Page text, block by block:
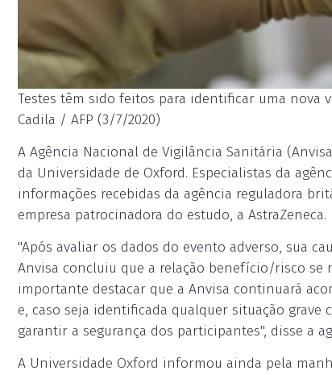
Testes têm sido feitos para identificar uma nova
Cadila / AFP (3/7/2020)
A Agência Nacional de Vigilância Sanitária
da Universidade de Oxford. Especialistas da
informações recebidas da agência reguladora
empresa patrocinadora do estudo, a AstraZeneca.
"Após avaliar os dados do evento adverso, sua
Anvisa concluiu que a relação benefício/risco se
importante destacar que a Anvisa continuará
e, caso seja identificada qualquer situação
garantir a segurança dos participantes", disse a
A Universidade Oxford informou ainda pela